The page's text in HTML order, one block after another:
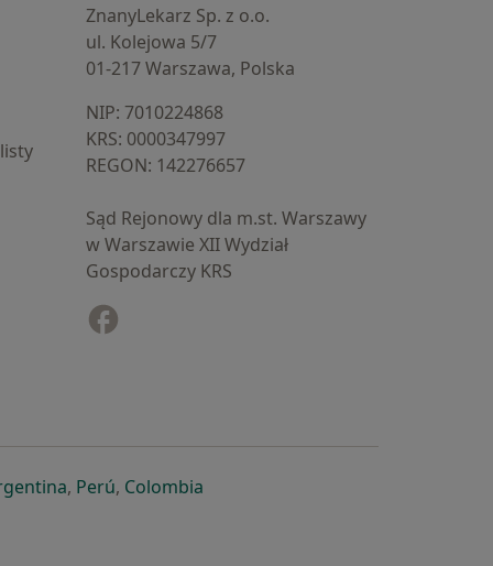
ZnanyLekarz Sp. z o.o.
ul. Kolejowa 5/7
01-217 Warszawa, Polska
NIP: ⁠7010224868
KRS: ⁠0000347997
REGON: ⁠142276657
Sąd Rejonowy dla m.st. Warszawy
w Warszawie XII Wydział
Gospodarczy KRS
karcie
w nowej karcie
się w nowej karcie
otwiera się w nowej karcie
, Perúotwiera się w nowej karcie
, Colombiaotwiera się w nowej karcie